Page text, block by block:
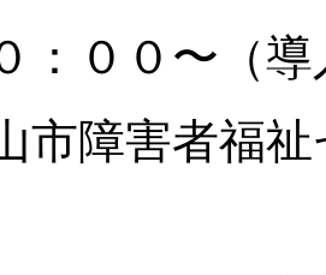
００〜（導
障害者福祉